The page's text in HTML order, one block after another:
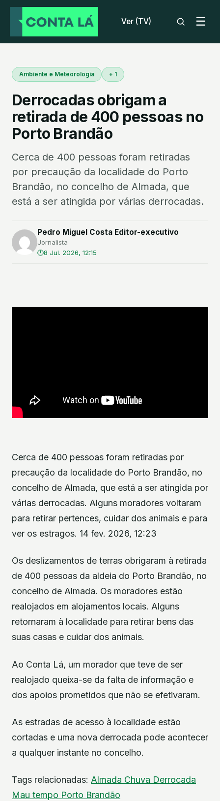
Ver (TV) ☰
Ambiente e Meteorologia + 1
Derrocadas obrigam a
retirada de 400 pessoas no
Porto Brandão
Cerca de 400 pessoas foram retiradas
por precaução da localidade do Porto
Brandão, no concelho de Almada, que
está a ser atingida por várias derrocadas.
Pedro Miguel Costa Editor-executivo
Jornalista
8 Jul. 2026, 12:15
Cerca de 400 pessoas foram retiradas por
precaução da localidade do Porto Brandão, no
concelho de Almada, que está a ser atingida por
várias derrocadas. Alguns moradores voltaram
para retirar pertences, cuidar dos animais e para
ver os estragos. 14 fev. 2026, 12:23
Os deslizamentos de terras obrigaram à retirada
de 400 pessoas da aldeia do Porto Brandão, no
concelho de Almada. Os moradores estão
realojados em alojamentos locais. Alguns
retornaram à localidade para retirar bens das
suas casas e cuidar dos animais.
Ao Conta Lá, um morador que teve de ser
realojado queixa-se da falta de informação e
dos apoios prometidos que não se efetivaram.
As estradas de acesso à localidade estão
cortadas e uma nova derrocada pode acontecer
a qualquer instante no concelho.
Tags relacionadas: Almada Chuva Derrocada
Mau tempo Porto Brandão